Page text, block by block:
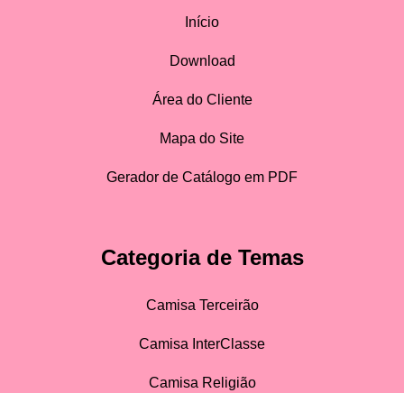
Início
Download
Área do Cliente
Mapa do Site
Gerador de Catálogo em PDF
Categoria de Temas
Camisa Terceirão
Camisa InterClasse
Camisa Religião